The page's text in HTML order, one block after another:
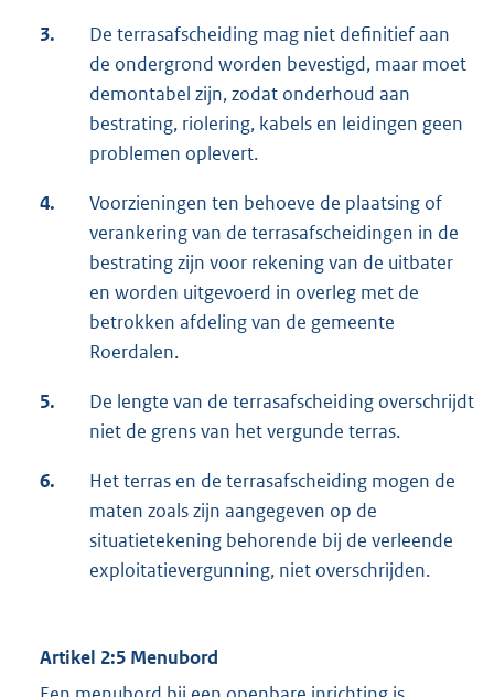
3.
De terrasafscheiding mag niet definitief aan
de ondergrond worden bevestigd, maar moet
demontabel zijn, zodat onderhoud aan
bestrating, riolering, kabels en leidingen geen
problemen oplevert.
4.
Voorzieningen ten behoeve de plaatsing of
verankering van de terrasafscheidingen in de
bestrating zijn voor rekening van de uitbater
en worden uitgevoerd in overleg met de
betrokken afdeling van de gemeente
Roerdalen.
5.
De lengte van de terrasafscheiding overschrijdt
niet de grens van het vergunde terras.
6.
Het terras en de terrasafscheiding mogen de
maten zoals zijn aangegeven op de
situatietekening behorende bij de verleende
exploitatievergunning, niet overschrijden.
Artikel 2:5 Menubord